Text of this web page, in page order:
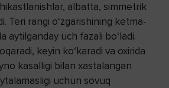
albatta, simmetrik
Teri rangi o‘zgarishining ketma-
aytilganday uch fazali bo‘ladi.
keyin ko‘karadi va oxirida
kasalligi bilan xastalangan
uchun sovuq